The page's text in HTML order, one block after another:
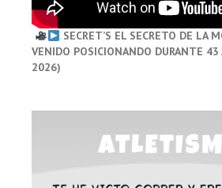
SECRET’S EL SECRETO DE LA
VENIDO POSICIONANDO DURANTE
2026)